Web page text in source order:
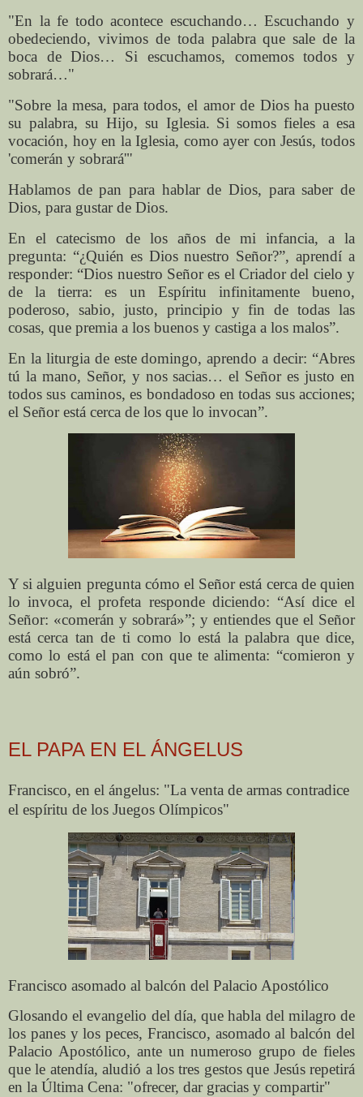
"En la fe todo acontece escuchando… Escuchando y
obedeciendo, vivimos de toda palabra que sale de la
boca de Dios… Si escuchamos, comemos todos y
sobrará…"
"Sobre la mesa, para todos, el amor de Dios ha puesto
su palabra, su Hijo, su Iglesia. Si somos fieles a esa
vocación, hoy en la Iglesia, como ayer con Jesús, todos
'comerán y sobrará'"
Hablamos de pan para hablar de Dios, para saber de
Dios, para gustar de Dios.
En el catecismo de los años de mi infancia, a la
pregunta: “¿Quién es Dios nuestro Señor?”, aprendí a
responder: “Dios nuestro Señor es el Criador del cielo y
de la tierra: es un Espíritu infinitamente bueno,
poderoso, sabio, justo, principio y fin de todas las
cosas, que premia a los buenos y castiga a los malos”.
En la liturgia de este domingo, aprendo a decir: “Abres
tú la mano, Señor, y nos sacias… el Señor es justo en
todos sus caminos, es bondadoso en todas sus acciones;
el Señor está cerca de los que lo invocan”.
Y si alguien pregunta cómo el Señor está cerca de quien
lo invoca, el profeta responde diciendo: “Así dice el
Señor: «comerán y sobrará»”; y entiendes que el Señor
está cerca tan de ti como lo está la palabra que dice,
como lo está el pan con que te alimenta: “comieron y
aún sobró”.
EL PAPA EN EL ÁNGELUS
Francisco, en el ángelus: "La venta de armas contradice
el espíritu de los Juegos Olímpicos"
Francisco asomado al balcón del Palacio Apostólico
Glosando el evangelio del día, que habla del milagro de
los panes y los peces, Francisco, asomado al balcón del
Palacio Apostólico, ante un numeroso grupo de fieles
que le atendía, aludió a los tres gestos que Jesús repetirá
en la Última Cena: "ofrecer, dar gracias y compartir"